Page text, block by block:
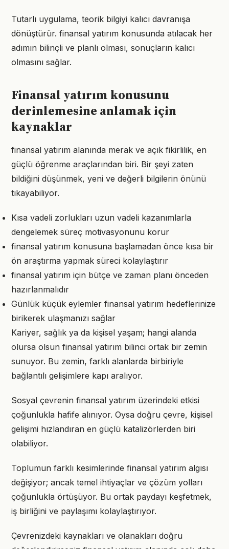
Tutarlı uygulama, teorik bilgiyi kalıcı davranışa
dönüştürür. finansal yatırım konusunda atılacak her
adımın bilinçli ve planlı olması, sonuçların kalıcı
olmasını sağlar.
Finansal yatırım konusunu
derinlemesine anlamak için
kaynaklar
finansal yatırım alanında merak ve açık fikirlilik, en
güçlü öğrenme araçlarından biri. Bir şeyi zaten
bildiğini düşünmek, yeni ve değerli bilgilerin önünü
tıkayabiliyor.
Kısa vadeli zorlukları uzun vadeli kazanımlarla
dengelemek süreç motivasyonunu korur
finansal yatırım konusuna başlamadan önce kısa bir
ön araştırma yapmak süreci kolaylaştırır
finansal yatırım için bütçe ve zaman planı önceden
hazırlanmalıdır
Günlük küçük eylemler finansal yatırım hedeflerinize
birikerek ulaşmanızı sağlar
Kariyer, sağlık ya da kişisel yaşam; hangi alanda
olursa olsun finansal yatırım bilinci ortak bir zemin
sunuyor. Bu zemin, farklı alanlarda birbiriyle
bağlantılı gelişimlere kapı aralıyor.
Sosyal çevrenin finansal yatırım üzerindeki etkisi
çoğunlukla hafife alınıyor. Oysa doğru çevre, kişisel
gelişimi hızlandıran en güçlü katalizörlerden biri
olabiliyor.
Toplumun farklı kesimlerinde finansal yatırım algısı
değişiyor; ancak temel ihtiyaçlar ve çözüm yolları
çoğunlukla örtüşüyor. Bu ortak paydayı keşfetmek,
iş birliğini ve paylaşımı kolaylaştırıyor.
Çevrenizdeki kaynakları ve olanakları doğru